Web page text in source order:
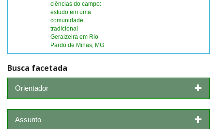
ciências do campo:
estudo em uma
comunidade
tradicional
Geraizeira em Rio
Pardo de Minas, MG
Busca facetada
Orientador
Assunto